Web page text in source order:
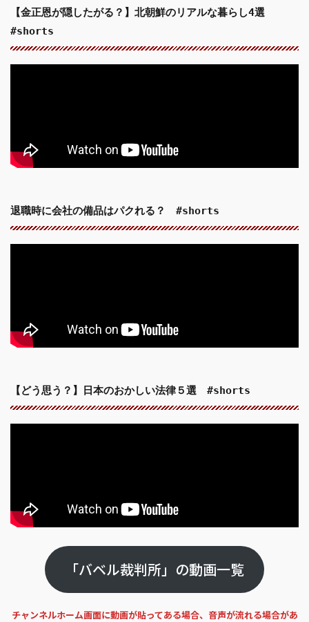
【金正恩が隠したがる？】北朝鮮のリアルな暮らし4選
#shorts
退職時に会社の備品はパクれる？ #shorts
【どう思う？】日本のおかしい法律５選 #shorts
「バベル裁判所」の動画一覧
チャンネルホーム画面に動画が貼ってある場合、音声が流れる場合があ